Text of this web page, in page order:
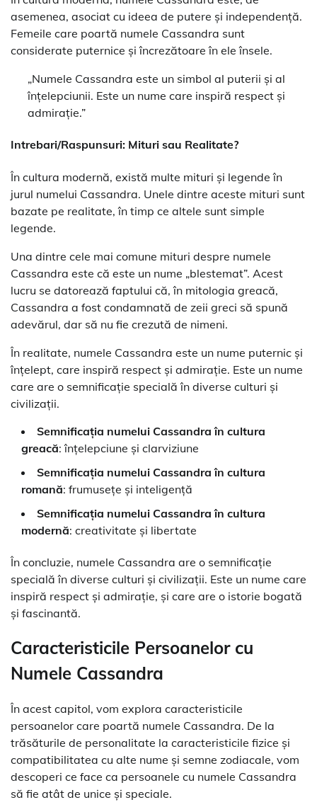
asemenea, asociat cu ideea de putere și independență.
Femeile care poartă numele Cassandra sunt
considerate puternice și încrezătoare în ele însele.
„Numele Cassandra este un simbol al puterii și al
înțelepciunii. Este un nume care inspiră respect și
admirație.”
Intrebari/Raspunsuri: Mituri sau Realitate?
În cultura modernă, există multe mituri și legende în
jurul numelui Cassandra. Unele dintre aceste mituri sunt
bazate pe realitate, în timp ce altele sunt simple
legende.
Una dintre cele mai comune mituri despre numele
Cassandra este că este un nume „blestemat”. Acest
lucru se datorează faptului că, în mitologia greacă,
Cassandra a fost condamnată de zeii greci să spună
adevărul, dar să nu fie crezută de nimeni.
În realitate, numele Cassandra este un nume puternic și
înțelept, care inspiră respect și admirație. Este un nume
care are o semnificație specială în diverse culturi și
civilizații.
Semnificația numelui Cassandra în cultura
greacă: înțelepciune și clarviziune
Semnificația numelui Cassandra în cultura
romană: frumusețe și inteligență
Semnificația numelui Cassandra în cultura
modernă: creativitate și libertate
În concluzie, numele Cassandra are o semnificație
specială în diverse culturi și civilizații. Este un nume care
inspiră respect și admirație, și care are o istorie bogată
și fascinantă.
Caracteristicile Persoanelor cu
Numele Cassandra
În acest capitol, vom explora caracteristicile
persoanelor care poartă numele Cassandra. De la
trăsăturile de personalitate la caracteristicile fizice și
compatibilitatea cu alte nume și semne zodiacale, vom
descoperi ce face ca persoanele cu numele Cassandra
să fie atât de unice și speciale.